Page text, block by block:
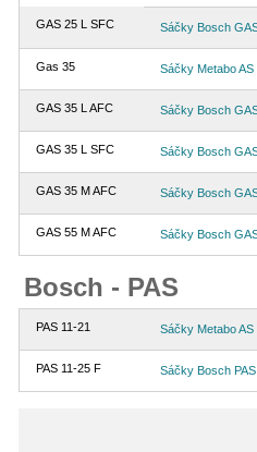
GAS 25 L SFC Sáčky Bosch
Gas 35 Sáčky Metabo AS
GAS 35 L AFC Sáčky Bosch
GAS 35 L SFC Sáčky Bosch
GAS 35 M AFC Sáčky Bosch
GAS 55 M AFC Sáčky Bosch
Bosch - PAS
PAS 11-21 Sáčky Metabo AS
PAS 11-25 F Sáčky Bosch